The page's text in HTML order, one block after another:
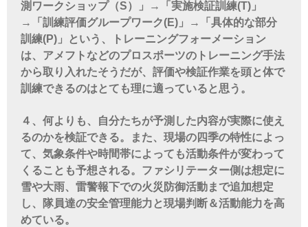
測ワークショップ（S）」→「実施検証訓練(T)」
→「訓練評価グループワーク(E)」→「具体的な部分
訓練(P)」という、トレーニングフォーメーション
は、アメフトなどのプロスポーツのトレーニング手法
から取り入れたそうだが、評価や検証作業を頭と体で
訓練できるのはとても理に適っていると思う。
４、何よりも、自分たちが予測した内容が実際に使え
るのかを検証できる。また、現場の四季の特性によっ
て、気象条件や時間帯によっても活動条件が変わって
くることも予想される。ファシリテーター側は想定に
雪や大雨、雷警報下での火災防御活動まで追加想定
し、隊員達の安全管理能力と現場判断＆活動能力を高
めている。